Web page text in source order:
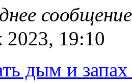
2023, 19:10
дым и запах